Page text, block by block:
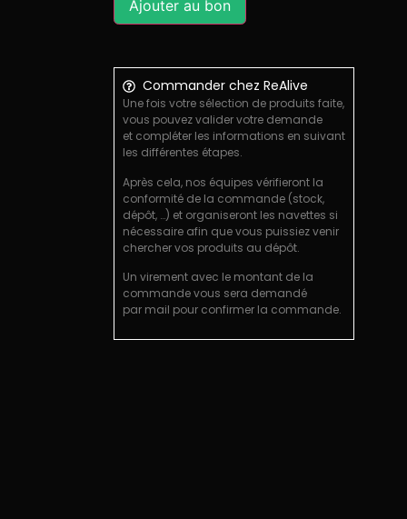
Ajouter au bon
Commander chez ReAlive
Une fois votre sélection de produits faite,
vous pouvez valider votre demande
et compléter les informations en suivant
les différentes étapes.
Après cela, nos équipes vérifieront la
conformité de la commande (stock,
dépôt, …) et organiseront les navettes si
nécessaire afin que vous puissiez venir
chercher vos produits au dépôt.
Un virement avec le montant de la
commande vous sera demandé
par mail pour confirmer la commande.